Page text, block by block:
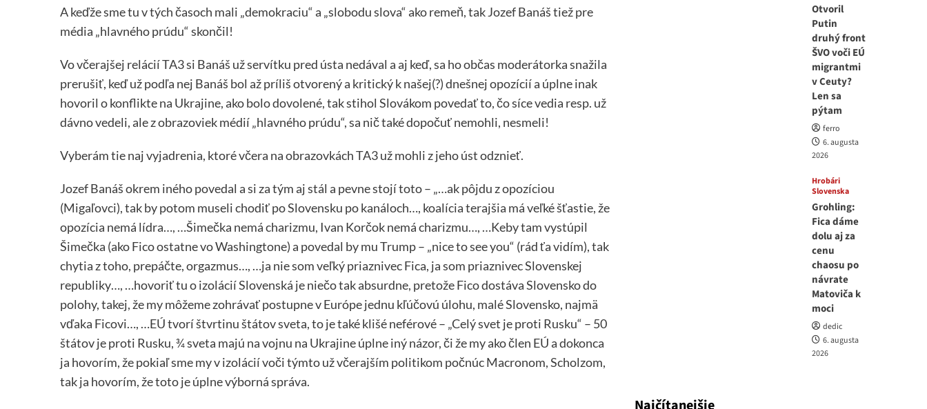
A keďže sme tu v tých časoch mali „demokraciu“ a „slobodu slova“ ako remeň, tak Jozef Banáš tiež pre
média „hlavného prúdu“ skončil!
Vo včerajšej relácií TA3 si Banáš už servítku pred ústa nedával a aj keď, sa ho občas moderátorka snažila
prerušiť, keď už podľa nej Banáš bol až príliš otvorený a kritický k našej(?) dnešnej opozícií a úplne inak
hovoril o konflikte na Ukrajine, ako bolo dovolené, tak stihol Slovákom povedať to, čo síce vedia resp. už
dávno vedeli, ale z obrazoviek médií „hlavného prúdu“, sa nič také dopočuť nemohli, nesmeli!
Vyberám tie naj vyjadrenia, ktoré včera na obrazovkách TA3 už mohli z jeho úst odznieť.
Jozef Banáš okrem iného povedal a si za tým aj stál a pevne stojí toto – „…ak pôjdu z opozíciou
(Migaľovci), tak by potom museli chodiť po Slovensku po kanáloch…, koalícia terajšia má veľké šťastie, že
opozícia nemá lídra…, …Šimečka nemá charizmu, Ivan Korčok nemá charizmu…, …Keby tam vystúpil
Šimečka (ako Fico ostatne vo Washingtone) a povedal by mu Trump – „nice to see you“ (rád ťa vidím), tak
chytia z toho, prepáčte, orgazmus…, …ja nie som veľký priaznivec Fica, ja som priaznivec Slovenskej
republiky…, …hovoriť tu o izolácií Slovenská je niečo tak absurdne, pretože Fico dostáva Slovensko do
polohy, takej, že my môžeme zohrávať postupne v Európe jednu kľúčovú úlohu, malé Slovensko, najmä
vďaka Ficovi…, …EÚ tvorí štvrtinu štátov sveta, to je také klišé neférové – „Celý svet je proti Rusku“ – 50
štátov je proti Rusku, ¾ sveta majú na vojnu na Ukrajine úplne iný názor, či že my ako člen EÚ a dokonca
ja hovorím, že pokiaľ sme my v izolácií voči týmto už včerajším politikom počnúc Macronom, Scholzom,
tak ja hovorím, že toto je úplne výborná správa.
Otvoril
Putin
druhý front
ŠVO voči EÚ
migrantmi
v Ceuty?
Len sa
pýtam
ferro
6. augusta
2026
Hrobári
Slovenska
Grohling:
Fica dáme
dolu aj za
cenu
chaosu po
návrate
Matoviča k
moci
dedic
6. augusta
2026